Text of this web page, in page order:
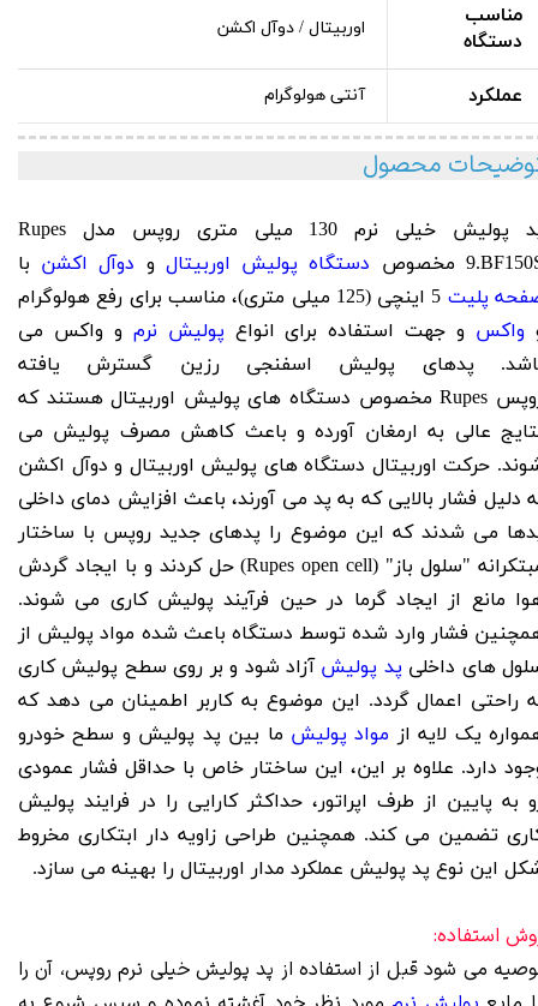
مناسب
دستگاه
اوربیتال / دوآل اکشن
عملکرد آنتی هولوگرام
محصول
پولیش خیلی نرم 130 میلی متری روپس مدل
Rupes
مخصوص دستگاه پولیش اوربیتال و دوآل اکشن با
پلیت
5 اینچی (125 میلی متری)، مناسب برای رفع هولوگرام
واکس و جهت استفاده برای انواع پولیش نرم و واکس می
پدهای پولیش اسفنجی رزین گسترش یافته
روپس Rupes مخصوص دستگاه های پولیش اوربیتال هستند که
عالی به ارمغان آورده و باعث کاهش مصرف پولیش می
حرکت اوربیتال دستگاه های پولیش اوربیتال و دوآل اکشن
دلیل فشار بالایی که به پد می آورند، باعث افزایش دمای داخلی
می شدند که این موضوع را پدهای جدید روپس با ساختار
مبتکرانه "سلول باز" (Rupes open cell) حل کردند و با ایجاد گردش
مانع از ایجاد گرما در حین فرآیند پولیش کاری می شوند.
فشار وارد شده توسط دستگاه باعث شده مواد پولیش از
های داخلی پد پولیش آزاد شود و بر روی سطح پولیش کاری
راحتی اعمال گردد. این موضوع به کاربر اطمینان می دهد که
یک لایه از مواد پولیش ما بین پد پولیش و سطح خودرو
دارد. علاوه بر این، این ساختار خاص با حداقل فشار عمودی
به پایین از طرف اپراتور، حداکثر کارایی را در فرایند پولیش
تضمین می کند. همچنین طراحی زاویه دار ابتکاری مخروط
این نوع پد پولیش عملکرد مدار اوربیتال را بهینه می سازد.
استفاده:
می شود قبل از استفاده از پد پولیش خیلی نرم روپس، آن را